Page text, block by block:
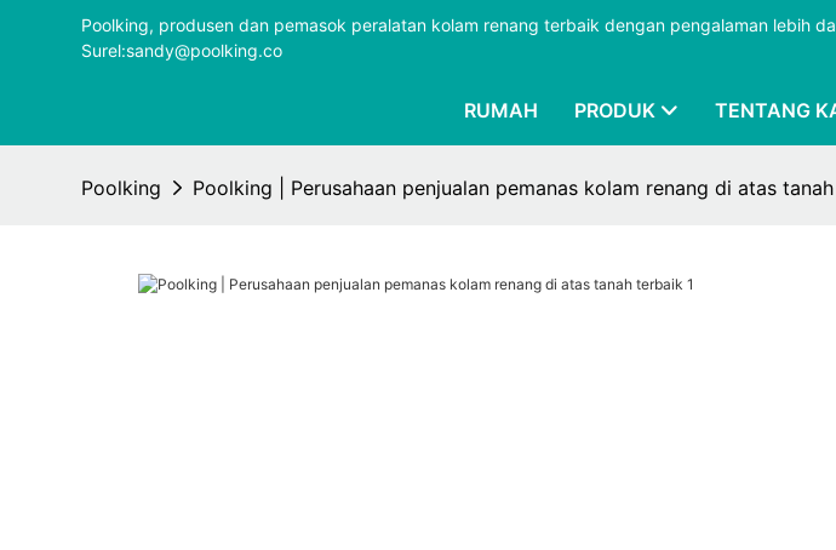
Poolking, produsen dan pemasok peralatan kolam renang terbaik dengan pengalaman lebih
Surel:sandy@poolking.co
RUMAH PRODUK TENTANG
Poolking Poolking | Perusahaan penjualan pemanas kolam renang di atas